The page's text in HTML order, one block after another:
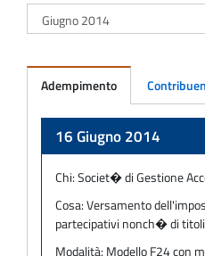
Adempimento
16 Giugno 2014
Chi:Societ� di Gestione
Cosa:Versamento
partecipativi nonch� di
Modalità: Modello F24 con